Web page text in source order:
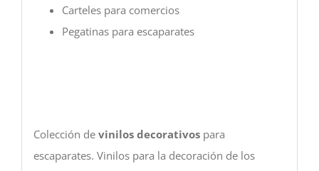
Carteles para comercios
Pegatinas para escaparates
Colección de vinilos decorativospara
escaparates. Vinilos para la decoración de los